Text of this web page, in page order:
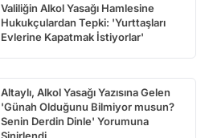
Valiliğin Alkol Yasağı Hamlesine
Hukukçulardan Tepki: 'Yurttaşları
Evlerine Kapatmak İstiyorlar'
Altaylı, Alkol Yasağı Yazısına Gelen
'Günah Olduğunu Bilmiyor musun?
Senin Derdin Dinle' Yorumuna
Sinirlendi